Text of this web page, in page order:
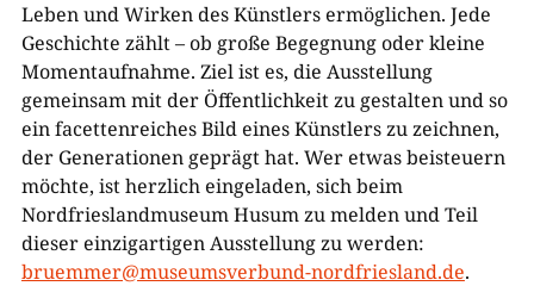
Leben und Wirken des Künstlers ermöglichen. Jede
Geschichte zählt – ob große Begegnung oder kleine
Momentaufnahme. Ziel ist es, die Ausstellung
gemeinsam mit der Öffentlichkeit zu gestalten und so
ein facettenreiches Bild eines Künstlers zu zeichnen,
der Generationen geprägt hat. Wer etwas beisteuern
möchte, ist herzlich eingeladen, sich beim
Nordfrieslandmuseum Husum zu melden und Teil
dieser einzigartigen Ausstellung zu werden:
bruemmer@museumsverbund-nordfriesland.de.